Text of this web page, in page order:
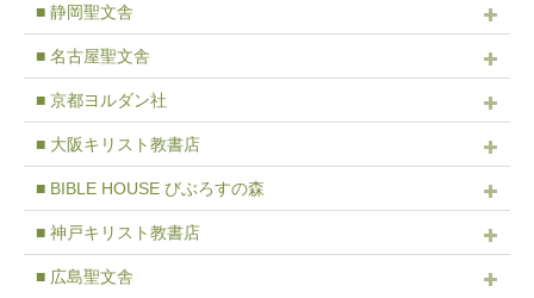
■ 静岡聖文舎
■ 名古屋聖文舎
■ 京都ヨルダン社
■ 大阪キリスト教書店
■ BIBLE HOUSE びぶろすの森
■ 神戸キリスト教書店
■ 広島聖文舎